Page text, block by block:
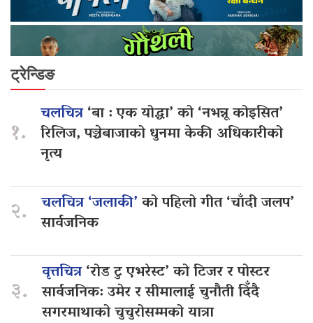
ट्रेन्डिङ
१.
चलचित्र‘बा : एक योद्धा’ को ‘नभन्नू कोइसित’
रिलिज, पञ्चेबाजाको धुनमा केकी अधिकारीको
नृत्य
२. चलचित्र ‘जलाकी’को पहिलो गीत ‘चाँदी जलप’
सार्वजनिक
३.
वृत्तचित्र‘रोड टु एभरेस्ट’ को टिजर र पोस्टर
सार्वजनिक: उमेर र सीमालाई चुनौती दिँदै
सगरमाथाको चुचुरोसम्मको यात्रा